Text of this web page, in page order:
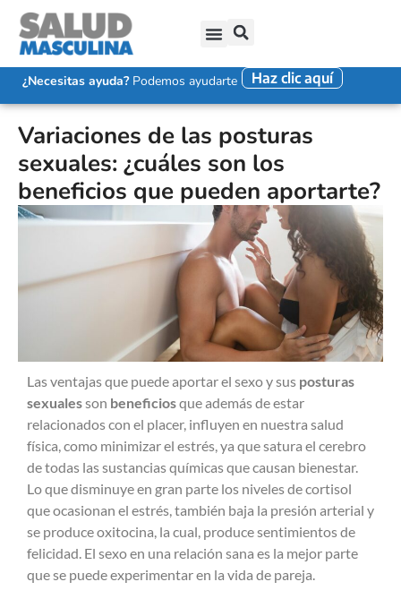
¿Necesitas ayuda?Podemos ayudarte Haz clic aquí
Variaciones de las posturas
sexuales: ¿cuáles son los
beneficios que pueden aportarte?
Las ventajas que puede aportar el sexo y sus posturas
sexualesson beneficiosque además de estar
relacionados con el placer, influyen en nuestra salud
física, como minimizar el estrés, ya que satura el cerebro
de todas las sustancias químicas que causan bienestar.
Lo que disminuye en gran parte los niveles de cortisol
que ocasionan el estrés, también baja la presión arterial y
se produce oxitocina, la cual, produce sentimientos de
felicidad. El sexo en una relación sana es la mejor parte
que se puede experimentar en la vida de pareja.